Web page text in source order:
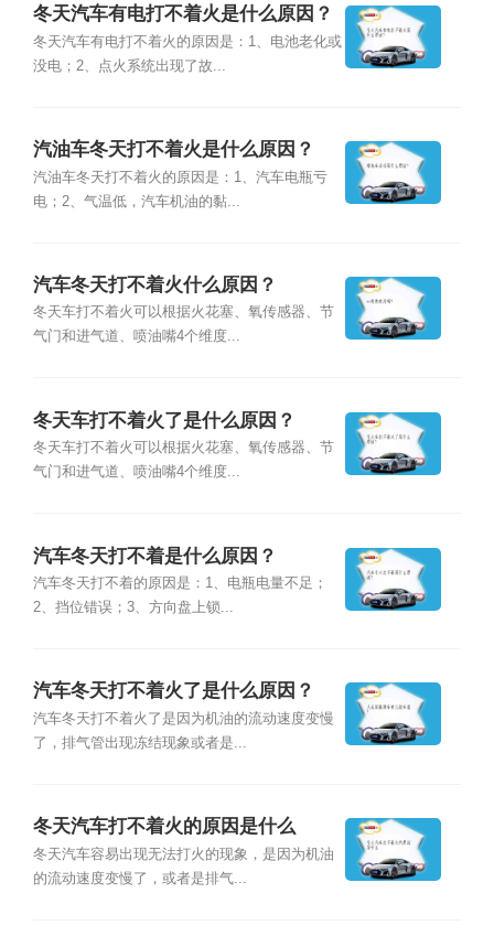
冬天汽车有电打不着火是什么原因？
冬天汽车有电打不着火的原因是：1、电池老化或
没电；2、点火系统出现了故...
汽油车冬天打不着火是什么原因？
汽油车冬天打不着火的原因是：1、汽车电瓶亏
电；2、气温低，汽车机油的黏...
汽车冬天打不着火什么原因？
冬天车打不着火可以根据火花塞、氧传感器、节
气门和进气道、喷油嘴4个维度...
冬天车打不着火了是什么原因？
冬天车打不着火可以根据火花塞、氧传感器、节
气门和进气道、喷油嘴4个维度...
汽车冬天打不着是什么原因？
汽车冬天打不着的原因是：1、电瓶电量不足；
2、挡位错误；3、方向盘上锁...
汽车冬天打不着火了是什么原因？
汽车冬天打不着火了是因为机油的流动速度变慢
了，排气管出现冻结现象或者是...
冬天汽车打不着火的原因是什么
冬天汽车容易出现无法打火的现象，是因为机油
的流动速度变慢了，或者是排气...